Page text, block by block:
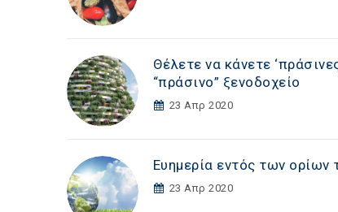
Θέλετε να κάνετε
“πράσινο” ξενοδοχείο
23 Απρ 2020
Ευημερία εντός των ορίων
23 Απρ 2020